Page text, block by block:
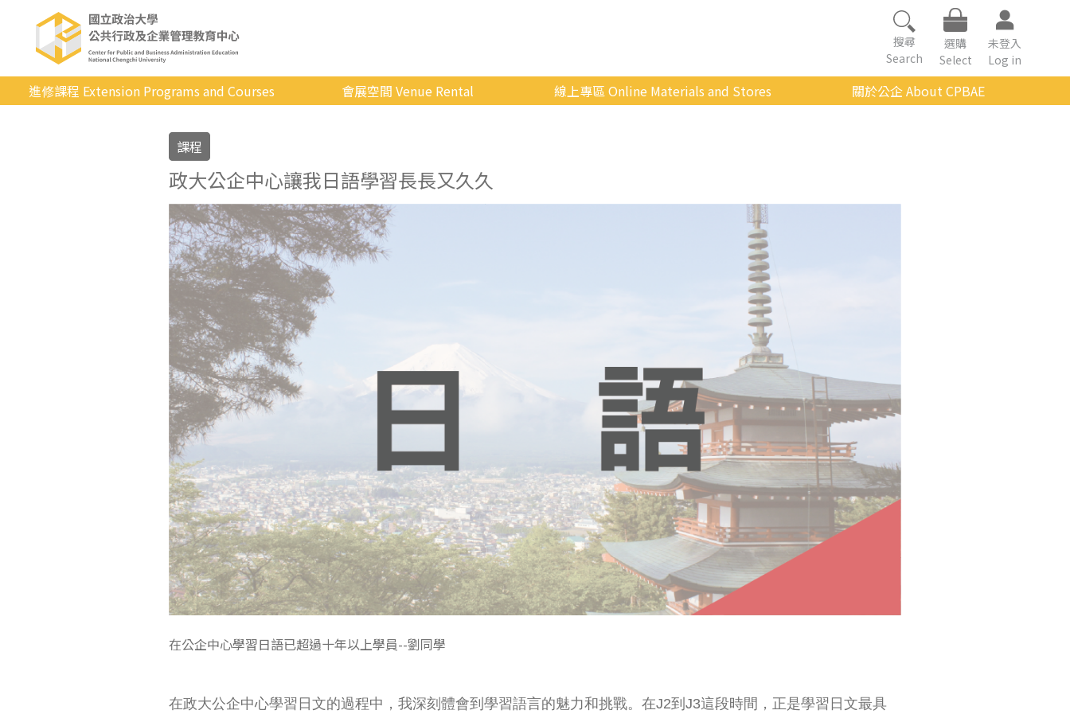
搜尋
Search
選購
Select
未登入
Log in
進修課程 Extension Programs and Courses
專業/學分
證照/考試
商管/永續
科技/生活
健康運動
日韓語
東南亞語
歐語及其他
語言檢定
採購專業
隨班附讀
免費講座
會展空間 Venue Rental
申請流程
使用辦法
會展快訊
線上專區 Online Materials and Stores
關於公企 About CPBAE
課程
政大公企中心讓我日語學習長長又久久
在公企中心學習日語已超過十年以上學員--劉同學
在政大公企中心學習日文的過程中，我深刻體會到學習語言的魅力和挑戰。在J2到J3這段時間，正是學習日文最具